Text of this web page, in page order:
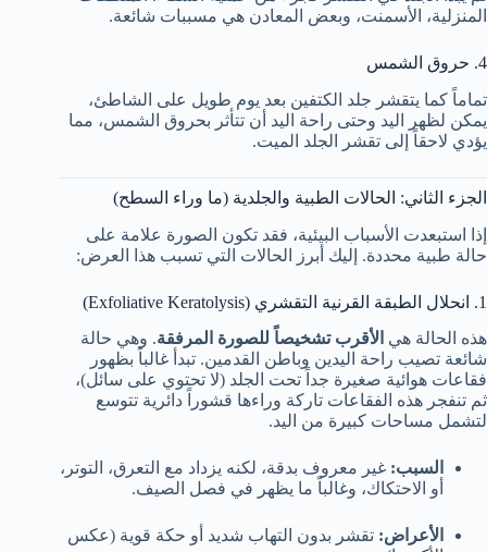
المنزلية، الأسمنت، وبعض المعادن هي مسببات شائعة.
4. حروق الشمس
تماماً كما يتقشر جلد الكتفين بعد يوم طويل على الشاطئ،
يمكن لظهر اليد وحتى راحة اليد أن تتأثر بحروق الشمس، مما
يؤدي لاحقاً إلى تقشر الجلد الميت.
الجزء الثاني: الحالات الطبية والجلدية (ما وراء السطح)
إذا استبعدت الأسباب البيئية، فقد تكون الصورة علامة على
حالة طبية محددة. إليك أبرز الحالات التي تسبب هذا العرض:
1. انحلال الطبقة القرنية التقشري (Exfoliative Keratolysis)
هذه الحالة هي الأقرب تشخيصاً للصورة المرفقة. وهي حالة
شائعة تصيب راحة اليدين وباطن القدمين. تبدأ غالباً بظهور
فقاعات هوائية صغيرة جداً تحت الجلد (لا تحتوي على سائل)،
ثم تنفجر هذه الفقاعات تاركة وراءها قشوراً دائرية تتوسع
لتشمل مساحات كبيرة من اليد.
السبب: غير معروف بدقة، لكنه يزداد مع التعرق، التوتر،
أو الاحتكاك، وغالباً ما يظهر في فصل الصيف.
الأعراض: تقشر بدون التهاب شديد أو حكة قوية (عكس